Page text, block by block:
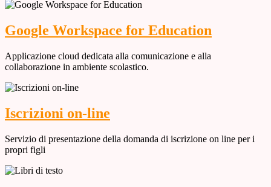
Google Workspace for Education
Applicazione cloud dedicata alla comunicazione e alla
collaborazione in ambiente scolastico.
Iscrizioni on-line
Servizio di presentazione della domanda di iscrizione on line per i
propri figli